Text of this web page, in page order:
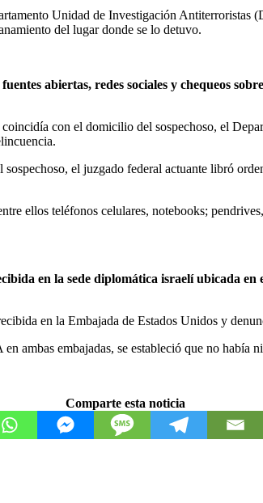
Unidad de Investigación
del lugar donde se lo detuvo.
abiertas, redes sociales y chequeos
con el domicilio del sospechoso, el
el juzgado federal actuante libró
ellos teléfonos celulares, notebooks;
en la sede diplomática israelí ubicada
en la Embajada de Estados Unidos y
ambas embajadas, se estableció que no había
Comparte esta noticia